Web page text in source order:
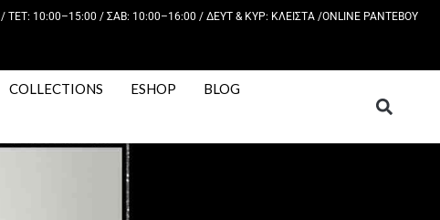
ΤΕΤ: 10:00–15:00 / ΣΑΒ: 10:00–16:00 / ΔΕΥΤ & ΚΥΡ: KΛΕΙΣΤΑ /ONLINE ΡΑΝΤΕΒΟΥ
COLLECTIONS ESHOP BLOG